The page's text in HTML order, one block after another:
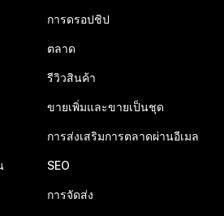
การดรอปชิป
ตลาด
รีวิวสินค้า
ขายเพิ่มและขายเป็นชุด
การส่งเสริมการตลาดผ่านอีเมล
SEO
การจัดส่ง